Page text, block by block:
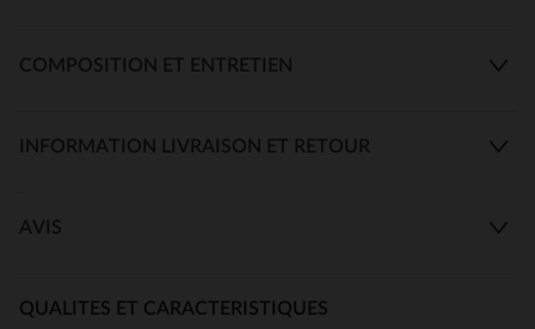
COMPOSITION ET ENTRETIEN
INFORMATION LIVRAISON ET RETOUR
AVIS
QUALITES ET CARACTERISTIQUES